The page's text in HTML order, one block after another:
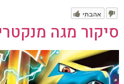
אהבתי
סיקור מגה